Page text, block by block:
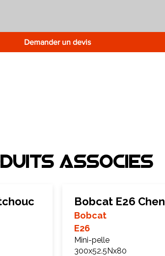
Demander un devis
associEs
Bobcat E26
Bobcat
E26
Mini-pelle
300x52.5Nx80